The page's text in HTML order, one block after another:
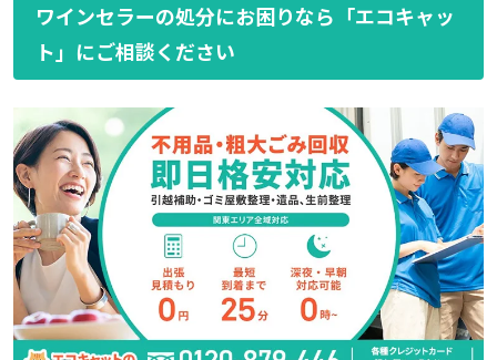
ワインセラーの処分にお困りなら「エコキャッ
ト」にご相談ください